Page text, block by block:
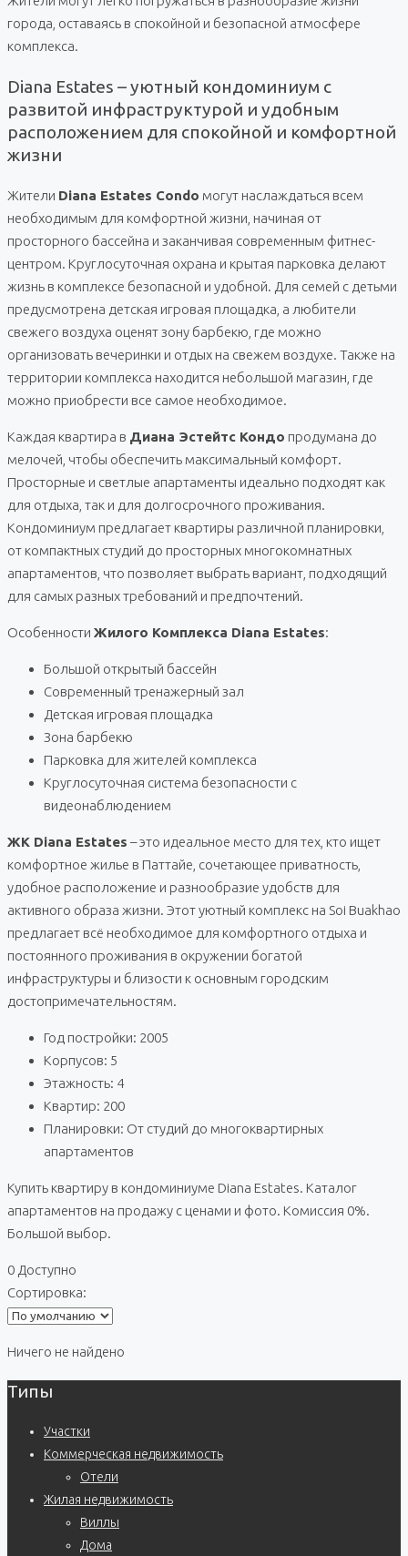
города, оставаясь в спокойной и безопасной атмосфере
комплекса.
Diana Estates – уютный кондоминиум с
развитой инфраструктурой и удобным
расположением для спокойной и комфортной
жизни
Жители Diana Estates Condo могут наслаждаться всем
необходимым для комфортной жизни, начиная от
просторного бассейна и заканчивая современным фитнес-
центром. Круглосуточная охрана и крытая парковка делают
жизнь в комплексе безопасной и удобной. Для семей с детьми
предусмотрена детская игровая площадка, а любители
свежего воздуха оценят зону барбекю, где можно
организовать вечеринки и отдых на свежем воздухе. Также на
территории комплекса находится небольшой магазин, где
можно приобрести все самое необходимое.
Каждая квартира в Диана Эстейтс Кондо продумана до
мелочей, чтобы обеспечить максимальный комфорт.
Просторные и светлые апартаменты идеально подходят как
для отдыха, так и для долгосрочного проживания.
Кондоминиум предлагает квартиры различной планировки,
от компактных студий до просторных многокомнатных
апартаментов, что позволяет выбрать вариант, подходящий
для самых разных требований и предпочтений.
Особенности Жилого Комплекса Diana Estates:
Большой открытый бассейн
Современный тренажерный зал
Детская игровая площадка
Зона барбекю
Парковка для жителей комплекса
Круглосуточная система безопасности с
видеонаблюдением
ЖК Diana Estates – это идеальное место для тех, кто ищет
комфортное жилье в Паттайе, сочетающее приватность,
удобное расположение и разнообразие удобств для
активного образа жизни. Этот уютный комплекс на Soi Buakhao
предлагает всё необходимое для комфортного отдыха и
постоянного проживания в окружении богатой
инфраструктуры и близости к основным городским
достопримечательностям.
Год постройки: 2005
Корпусов: 5
Этажность: 4
Квартир: 200
Планировки: От студий до многоквартирных
апартаментов
Купить квартиру в кондоминиуме Diana Estates. Каталог
апартаментов на продажу с ценами и фото. Комиссия 0%.
Большой выбор.
0 Доступно
Сортировка:
Ничего не найдено
Типы
Участки
Коммерческая недвижимость
Отели
Жилая недвижимость
Виллы
Дома